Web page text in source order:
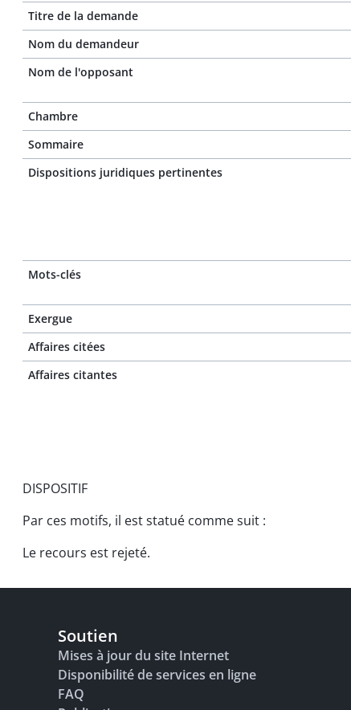
Titre de la demande
Nom du demandeur
Nom de l'opposant
Chambre
Sommaire
Dispositions juridiques pertinentes
Mots-clés
Exergue
Affaires citées
Affaires citantes
DISPOSITIF
Par ces motifs, il est statué comme suit :
Le recours est rejeté.
Soutien
Mises à jour du site Internet
Disponibilité de services en ligne
FAQ